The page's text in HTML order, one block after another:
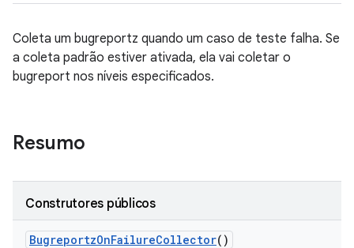
Coleta um bugreportz quando um caso de teste falha. Se
a coleta padrão estiver ativada, ela vai coletar o
bugreport nos níveis especificados.
Resumo
Construtores públicos
BugreportzOnFailureCollector()